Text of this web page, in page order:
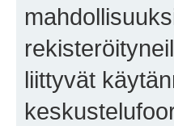
liittyvät